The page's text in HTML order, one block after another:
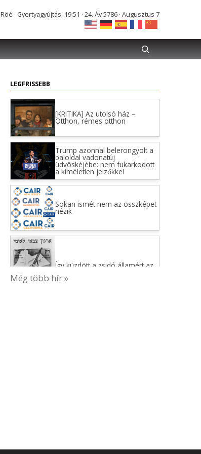
Röé · Gyertyagyújtás: 19:51 · 24. Áv 5786 · Augusztus 7
LEGFRISSEBB
[KRITIKA] Az utolsó ház –
Otthon, rémes otthon
Trump azonnal belerongyolt a
baloldal vadonatúj
üdvöskéjébe: nem fukarkodott
a kíméletlen jelzőkkel
Sokan ismét nem az összképet
nézik
Így küzdött a zsidó államért az
Még több hír »